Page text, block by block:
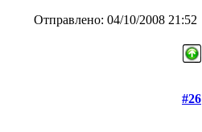
Отправлено: 04/10/2008 21:52
#26